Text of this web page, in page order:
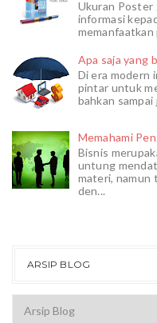
Ukuran Poster
informasi
memanfaatkan
Apa saja yang
Di era modern
pintar untuk
bahkan
Memahami
Bisnis
untung
materi, namun
den...
ARSIP BLOG